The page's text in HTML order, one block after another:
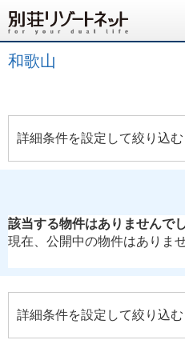
和歌山
詳細条件を設定して絞り込む
該当する物件はありませんでし
現在、公開中の物件はありませ
詳細条件を設定して絞り込む